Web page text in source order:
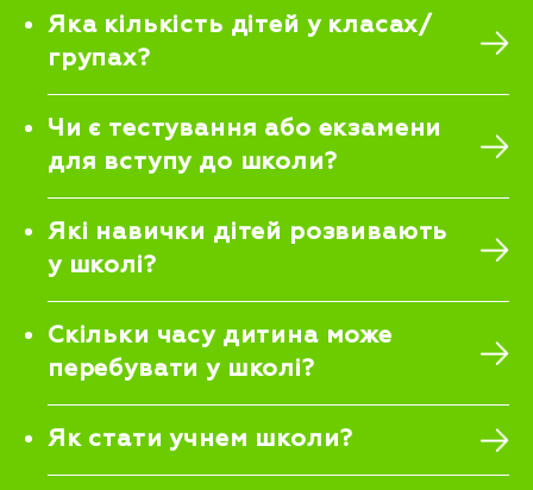
Яка кількість дітей у класах/
групах?
Чи є тестування або екзамени
для вступу до школи?
Які навички дітей розвивають
у школі?
Скільки часу дитина може
перебувати у школі?
Як стати учнем школи?